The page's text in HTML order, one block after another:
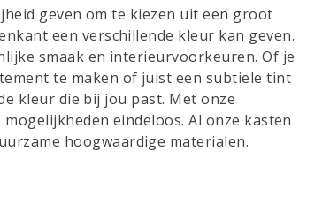
geven om te kiezen uit een groot
een verschillende kleur kan geven.
smaak en interieurvoorkeuren. Of je
te maken of juist een subtiele tint
kleur die bij jou past. Met onze
eindeloos. Al onze kasten
hoogwaardige materialen.